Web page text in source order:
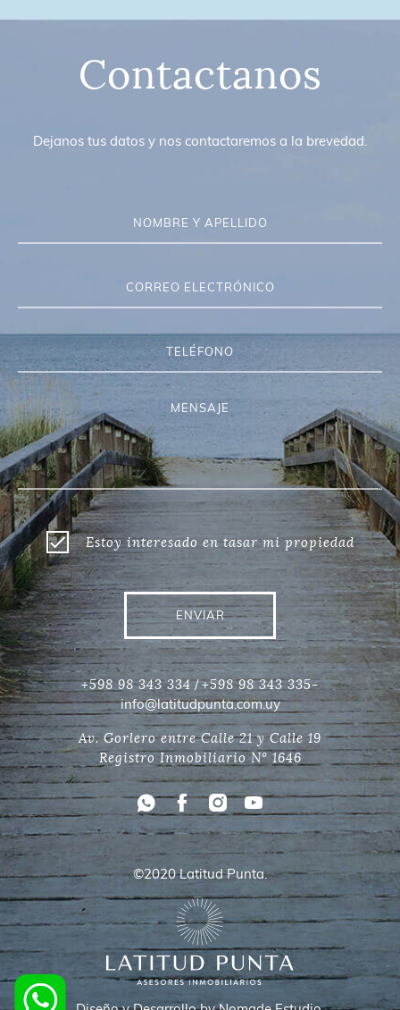
Contactanos
Dejanos tus datos y nos contactaremos a la brevedad.
Estoy interesado en tasar mi propiedad
ENVIAR
+598 98 343 334 / +598 98 343 335-
info@latitudpunta.com.uy
Av. Gorlero entre Calle 21 y Calle 19
Registro Inmobiliario N° 1646
©2020 Latitud Punta.